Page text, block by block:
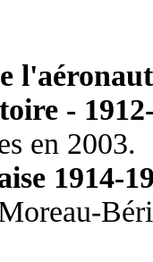
-
en 2003.
1914-